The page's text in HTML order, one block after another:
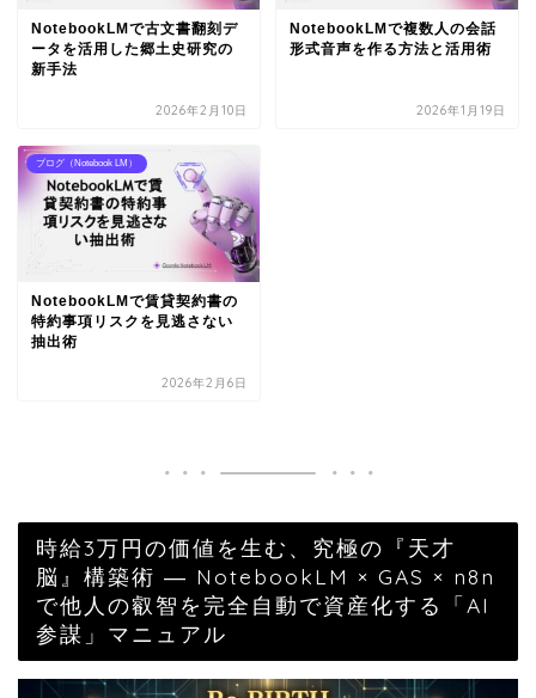
NotebookLMで古文書翻刻デ
ータを活用した郷土史研究の
新手法
2026年2月10日
NotebookLMで複数人の会話
形式音声を作る方法と活用術
2026年1月19日
ブログ（Notebook LM）
NotebookLMで賃貸契約書の
特約事項リスクを見逃さない
抽出術
2026年2月6日
時給3万円の価値を生む、究極の『天才
脳』構築術 ― NotebookLM × GAS × n8n
で他人の叡智を完全自動で資産化する「AI
参謀」マニュアル